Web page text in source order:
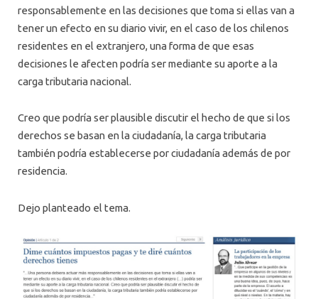
responsablemente en las decisiones que toma si ellas van a
tener un efecto en su diario vivir, en el caso de los chilenos
residentes en el extranjero, una forma de que esas
decisiones le afecten podría ser mediante su aporte a la
carga tributaria nacional.
Creo que podría ser plausible discutir el hecho de que si los
derechos se basan en la ciudadanía, la carga tributaria
también podría establecerse por ciudadanía además de por
residencia.
Dejo planteado el tema.